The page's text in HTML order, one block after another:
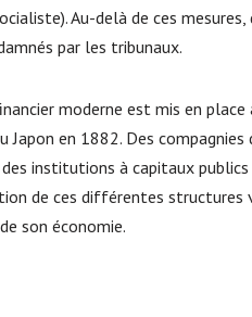
Au-delà de ces
par les tribunaux.
moderne est mis en place
en 1882. Des compagnies
institutions à capitaux
de ces différentes structures
son économie.